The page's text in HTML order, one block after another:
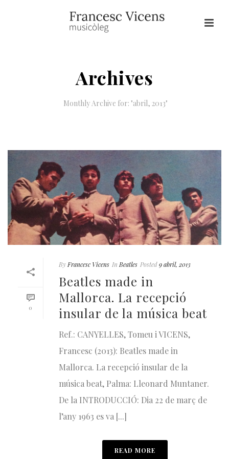
Archives
Monthly Archive for: "abril, 2013"
0
By Francesc Vicens In Beatles Posted9 abril, 2013
Beatles made in
Mallorca. La recepció
insular de la música beat
Ref.: CANYELLES, Tomeu i VICENS,
Francesc (2013): Beatles made in
Mallorca. La recepció insular de la
música beat, Palma: Lleonard Muntaner.
De la INTRODUCCIÓ: Dia 22 de març de
l’any 1963 es va [...]
READ MORE